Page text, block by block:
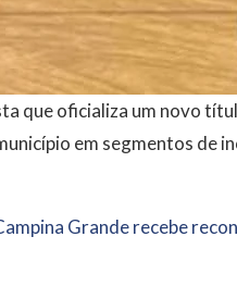
que oficializa um novo
em segmentos de
Grande recebe